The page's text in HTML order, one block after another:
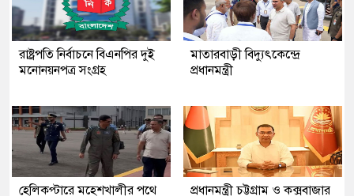
রাষ্ট্রপতি নির্বাচনে বিএনপির দুই
মনোনয়নপত্র সংগ্রহ
মাতারবাড়ী বিদ্যুৎকেন্দ্রে
প্রধানমন্ত্রী
হেলিকপ্টারে মহেশখালীর পথে প্রধানমন্ত্রী চট্টগ্রাম ও কক্সবাজার